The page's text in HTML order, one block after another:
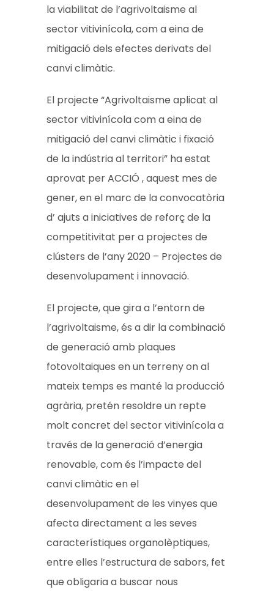
la viabilitat de l’agrivoltaisme al
sector vitivinícola, com a eina de
mitigació dels efectes derivats del
canvi climàtic.
El projecte “Agrivoltaisme aplicat al
sector vitivinícola com a eina de
mitigació del canvi climàtic i fixació
de la indústria al territori” ha estat
aprovat per ACCIÓ , aquest mes de
gener, en el marc de la convocatòria
d’ ajuts a iniciatives de reforç de la
competitivitat per a projectes de
clústers de l’any 2020 – Projectes de
desenvolupament i innovació.
El projecte, que gira a l’entorn de
l’agrivoltaisme, és a dir la combinació
de generació amb plaques
fotovoltaiques en un terreny on al
mateix temps es manté la producció
agrària, pretén resoldre un repte
molt concret del sector vitivinícola a
través de la generació d’energia
renovable, com és l’impacte del
canvi climàtic en el
desenvolupament de les vinyes que
afecta directament a les seves
característiques organolèptiques,
entre elles l’estructura de sabors, fet
que obligaria a buscar nous